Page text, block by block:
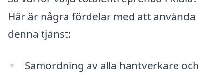
Här är några fördelar med att använda
denna tjänst:
Samordning av alla hantverkare och